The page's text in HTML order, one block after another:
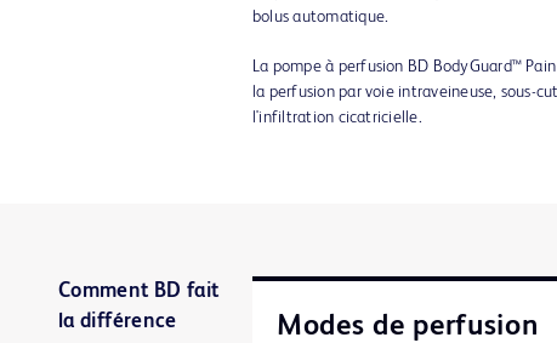
bolus automatique.
La pompe à perfusion BD BodyGuard™
la perfusion par voie intraveineuse, sous-
l'infiltration cicatricielle.
Comment BD fait
la différence
Modes de perfusion